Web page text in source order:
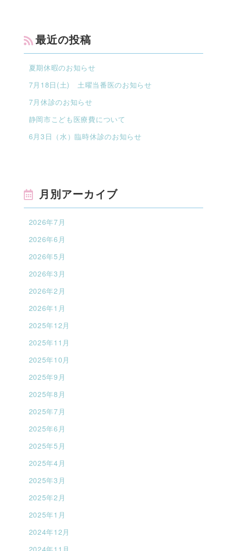
最近の投稿
夏期休暇のお知らせ
7月18日(土) 土曜当番医のお知らせ
7月休診のお知らせ
静岡市こども医療費について
6月3日（水）臨時休診のお知らせ
月別アーカイブ
2026年7月
2026年6月
2026年5月
2026年3月
2026年2月
2026年1月
2025年12月
2025年11月
2025年10月
2025年9月
2025年8月
2025年7月
2025年6月
2025年5月
2025年4月
2025年3月
2025年2月
2025年1月
2024年12月
2024年11月